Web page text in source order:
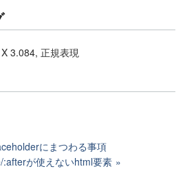
3.084, 正規表現
にまつわる事項
:afterが使えないhtml要素